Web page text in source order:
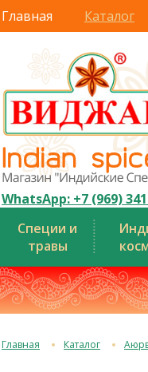
Главная Каталог
WhatsApp: +7 (969)
Специи и
травы
Главная Каталог